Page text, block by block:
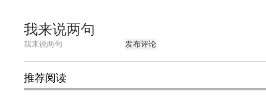
我来说两句
发布评论
推荐阅读